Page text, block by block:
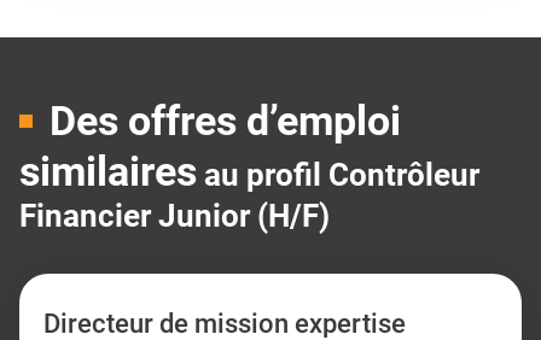
Des offres d’emploi
similaires au profil Contrôleur
Financier Junior (H/F)
Directeur de mission expertise